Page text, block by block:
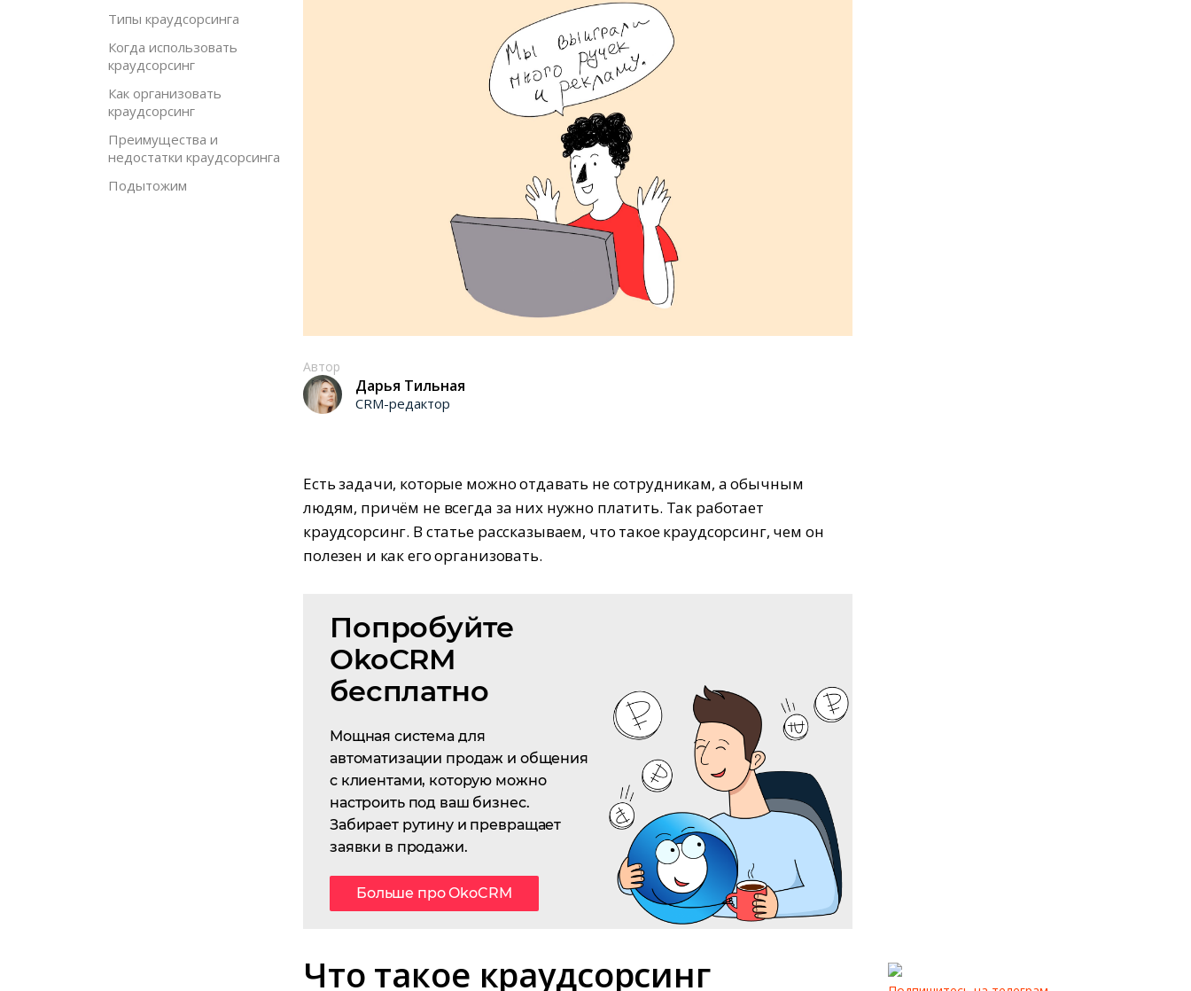
Типы краудсорсинга
Когда использовать
краудсорсинг
Как организовать
краудсорсинг
Преимущества и
недостатки краудсорсинга
Подытожим
Автор
Дарья Тильная
CRM-редактор
Есть задачи, которые можно отдавать не сотрудникам, а обычным
людям, причём не всегда за них нужно платить. Так работает
краудсорсинг. В статье рассказываем, что такое краудсорсинг, чем он
полезен и как его организовать.
Попробуйте
OkoCRM
бесплатно
Мощная система для
автоматизации продаж и общения
с клиентами, которую можно
настроить под ваш бизнес.
Забирает рутину и превращает
заявки в продажи.
Больше про OkoCRM
Что такое краудсорсинг